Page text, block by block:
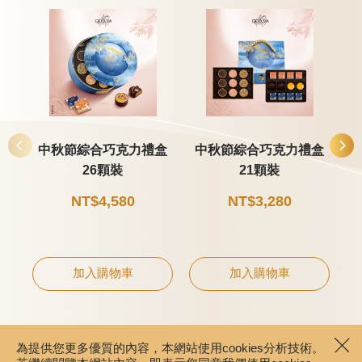
中秋節綜合巧克力禮盒
26顆裝
NT$4,580
加入購物車
中秋節綜合巧克力禮盒
21顆裝
NT$3,280
加入購物車
為提供您更多優質的內容，本網站使用cookies分析技術。